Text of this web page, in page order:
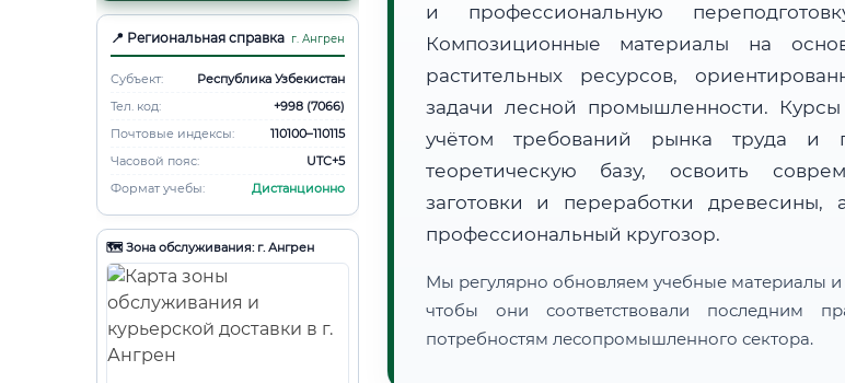
📍 Региональная справка г. Ангрен
Субъект:
Республика Узбекистан
Тел. код:
+998 (7066)
Почтовые индексы:
110100–110115
Часовой пояс:
UTC+5
Формат учебы:
Дистанционно
🗺️ Зона обслуживания: г. Ангрен
и профессиональную
Композиционные материалы на
растительных ресурсов,
задачи лесной промышленности. Курсы
учётом требований рынка труда и
теоретическую базу, освоить
заготовки и переработки древесины,
профессиональный кругозор.
Мы регулярно обновляем учебные материалы
чтобы они соответствовали последним
потребностям лесопромышленного сектора.